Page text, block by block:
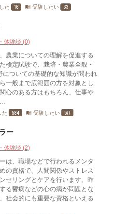
た 16 menu_book 受験したい 33
体験談 (0)
農業についての理解を促進する
検定試験で、栽培・農業全般・
についての基礎的な知識が問われ
一般まで広範囲の方を対象とし
心のある方はもちろん、仕事や
た 584 menu_book 受験したい 577
ー
体験談 (2)
は、職場などで行われるメンタ
の資格で、人間関係やストレス
セリングとケアを行います。昨
る鬱病などの心の病が問題とな
社会的にも重要な資格といえる